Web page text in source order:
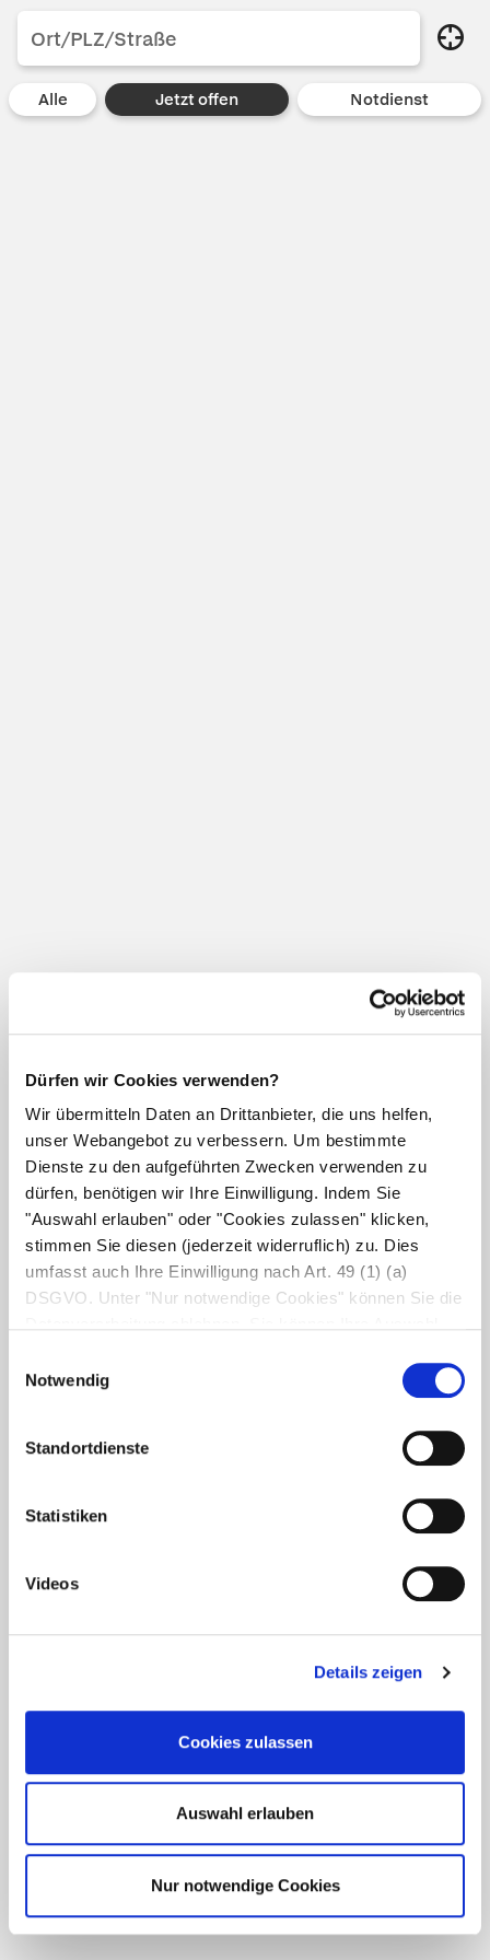
Dürfen wir Cookies verwenden?
Wir übermitteln Daten an Drittanbieter, die uns helfen,
unser Webangebot zu verbessern. Um bestimmte
Dienste zu den aufgeführten Zwecken verwenden zu
dürfen, benötigen wir Ihre Einwilligung. Indem Sie
"Auswahl erlauben" oder "Cookies zulassen" klicken,
stimmen Sie diesen (jederzeit widerruflich) zu. Dies
umfasst auch Ihre Einwilligung nach Art. 49 (1) (a)
DSGVO. Unter "Nur notwendige Cookies" können Sie die
Notwendig
Standortdienste
Statistiken
Videos
Details zeigen
Cookies zulassen
Auswahl erlauben
Nur notwendige Cookies
Bitte aktivieren Sie die Standortdienste in den
Suche mit Ort, PLZ oder Straße
Alle Jetzt offen Notdienst